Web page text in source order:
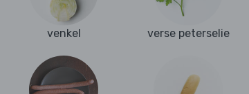
venkel verse peterselie